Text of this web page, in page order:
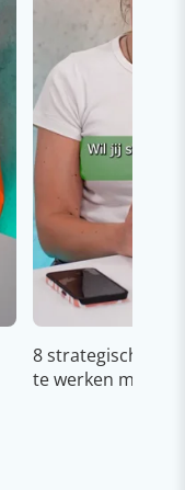
8 strategische
te werken met